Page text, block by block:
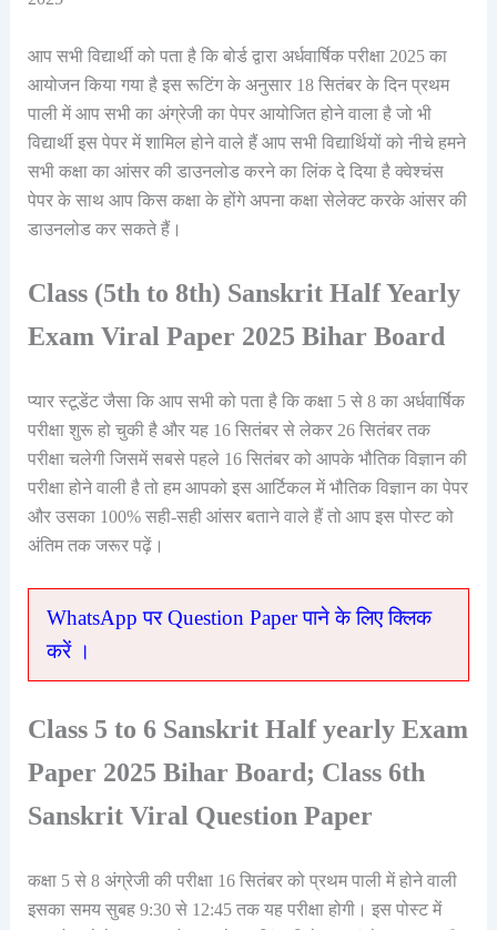
आप सभी विद्यार्थी को पता है कि बोर्ड द्वारा अर्धवार्षिक परीक्षा 2025 का
आयोजन किया गया है इस रूटिंग के अनुसार 18 सितंबर के दिन प्रथम
पाली में आप सभी का अंग्रेजी का पेपर आयोजित होने वाला है जो भी
विद्यार्थी इस पेपर में शामिल होने वाले हैं आप सभी विद्यार्थियों को नीचे हमने
सभी कक्षा का आंसर की डाउनलोड करने का लिंक दे दिया है क्वेश्चंस
पेपर के साथ आप किस कक्षा के होंगे अपना कक्षा सेलेक्ट करके आंसर की
डाउनलोड कर सकते हैं।
Class (5th to 8th) Sanskrit Half Yearly
Exam Viral Paper 2025 Bihar Board
प्यार स्टूडेंट जैसा कि आप सभी को पता है कि कक्षा 5 से 8 का अर्धवार्षिक
परीक्षा शुरू हो चुकी है और यह 16 सितंबर से लेकर 26 सितंबर तक
परीक्षा चलेगी जिसमें सबसे पहले 16 सितंबर को आपके भौतिक विज्ञान की
परीक्षा होने वाली है तो हम आपको इस आर्टिकल में भौतिक विज्ञान का पेपर
और उसका 100% सही-सही आंसर बताने वाले हैं तो आप इस पोस्ट को
अंतिम तक जरूर पढ़ें।
WhatsApp पर Question Paper पाने के लिए क्लिक
करें ।
Class 5 to 6 Sanskrit Half yearly Exam
Paper 2025 Bihar Board; Class 6th
Sanskrit Viral Question Paper
कक्षा 5 से 8 अंग्रेजी की परीक्षा 16 सितंबर को प्रथम पाली में होने वाली
इसका समय सुबह 9:30 से 12:45 तक यह परीक्षा होगी। इस पोस्ट में